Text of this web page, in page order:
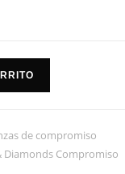
de compromiso
Diamonds Compromiso